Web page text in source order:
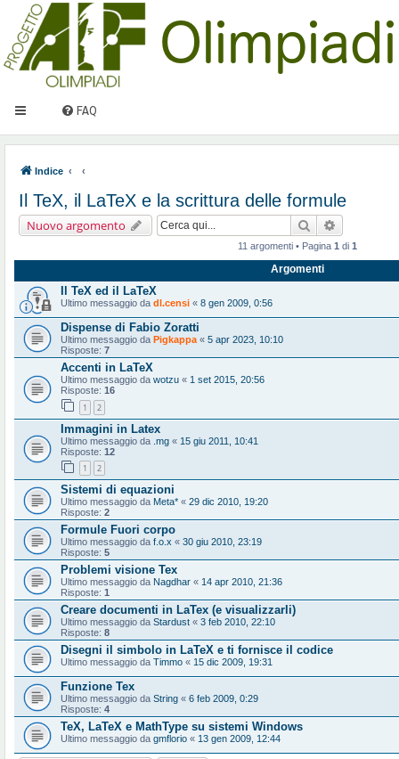
FAQ
Indice
Il TeX, il LaTeX e la scrittura delle formule
Nuovo argomento Cerca
11 argomenti • Pagina 1 di 1
Argomenti
Il TeX ed il LaTeX
Ultimo messaggio da dl.censi « 8 gen 2009, 0:56
Dispense di Fabio Zoratti
Ultimo messaggio da Pigkappa « 5 apr 2023, 10:10
Risposte: 7
Accenti in LaTeX
Ultimo messaggio da wotzu « 1 set 2015, 20:56
Risposte: 16
1 2
Immagini in Latex
Ultimo messaggio da .mg « 15 giu 2011, 10:41
Risposte: 12
1 2
Sistemi di equazioni
Ultimo messaggio da Meta* « 29 dic 2010, 19:20
Risposte: 2
Formule Fuori corpo
Ultimo messaggio da f.o.x « 30 giu 2010, 23:19
Risposte: 5
Problemi visione Tex
Ultimo messaggio da Nagdhar « 14 apr 2010, 21:36
Risposte: 1
Creare documenti in LaTex (e visualizzarli)
Ultimo messaggio da Stardust « 3 feb 2010, 22:10
Risposte: 8
Disegni il simbolo in LaTeX e ti fornisce il codice
Ultimo messaggio da Timmo « 15 dic 2009, 19:31
Funzione Tex
Ultimo messaggio da String « 6 feb 2009, 0:29
Risposte: 4
TeX, LaTeX e MathType su sistemi Windows
Ultimo messaggio da gmflorio « 13 gen 2009, 12:44